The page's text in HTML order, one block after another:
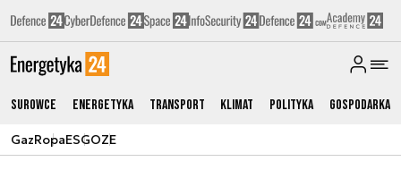
Surowce Energetyka Transport Klimat Polityka Gospodarka
GazRopaESGOZE